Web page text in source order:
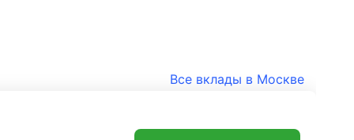
Все вклады в Москве